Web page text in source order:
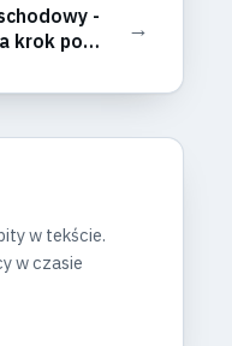
-
krok po
→
w tekście.
w czasie